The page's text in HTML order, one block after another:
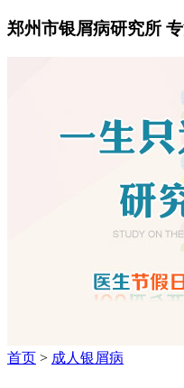
郑州市银屑病研究所
首页 > 成人银屑病